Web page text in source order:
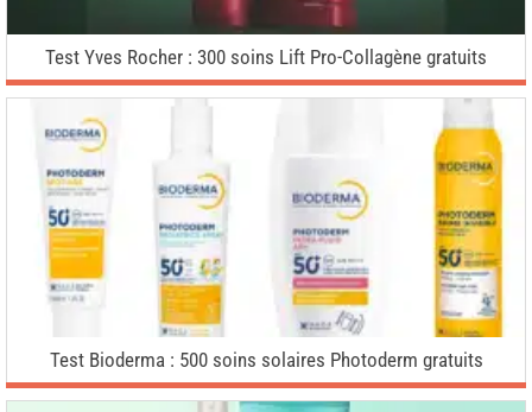
Test Yves Rocher : 300 soins Lift Pro-Collagène gratuits
Test Bioderma : 500 soins solaires Photoderm gratuits